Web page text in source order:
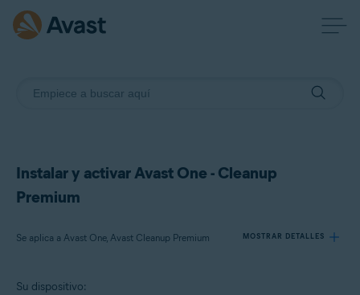
Instalar y activar Avast One - Cleanup
Premium
Se aplica a Avast One, Avast Cleanup Premium MOSTRAR DETALLES
Su dispositivo: